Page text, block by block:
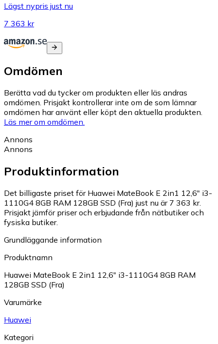
Lägst nypris just nu
7 363 kr
Omdömen
Berätta vad du tycker om produkten eller läs andras
omdömen. Prisjakt kontrollerar inte om de som lämnar
omdömen har använt eller köpt den aktuella produkten.
Läs mer om omdömen.
Annons
Annons
Produktinformation
Det billigaste priset för Huawei MateBook E 2in1 12,6" i3-
1110G4 8GB RAM 128GB SSD (Fra) just nu är 7 363 kr.
Prisjakt jämför priser och erbjudande från nätbutiker och
fysiska butiker.
Grundläggande information
Produktnamn
Huawei MateBook E 2in1 12,6" i3-1110G4 8GB RAM
128GB SSD (Fra)
Varumärke
Huawei
Kategori